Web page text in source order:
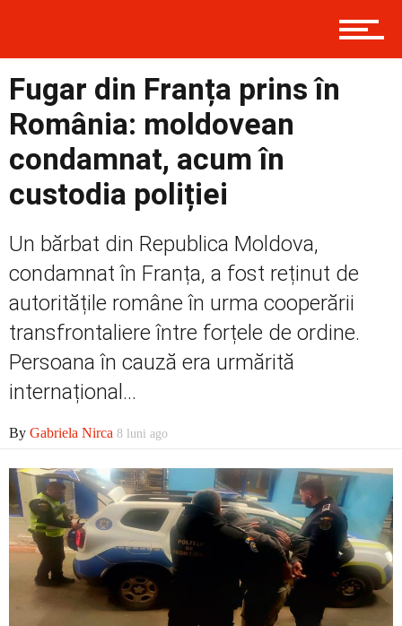
Prima
Externe
Social
Contact
Fugar din Franța prins în
România: moldovean
condamnat, acum în
custodia poliției
Un bărbat din Republica Moldova,
condamnat în Franța, a fost reținut de
autoritățile române în urma cooperării
transfrontaliere între forțele de ordine.
Persoana în cauză era urmărită
internațional...
By Gabriela Nirca 8 luni ago